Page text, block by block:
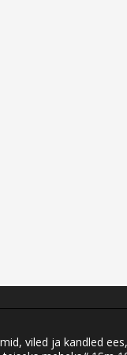
viled ja kandled